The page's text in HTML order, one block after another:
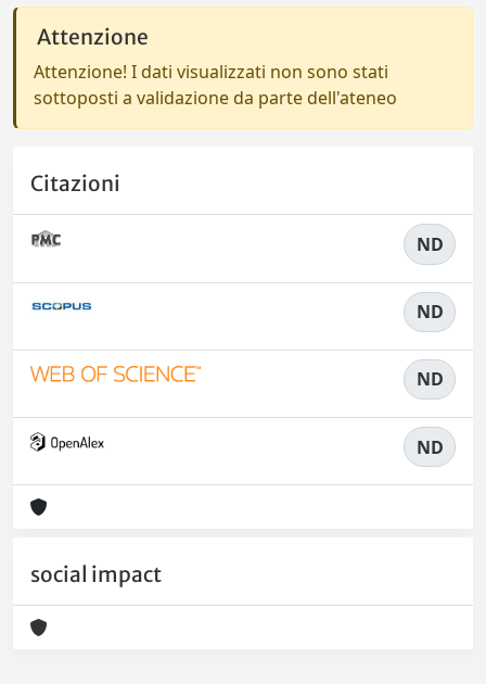
Attenzione
Attenzione! I dati visualizzati non sono stati
sottoposti a validazione da parte dell'ateneo
Citazioni
ND
ND
ND
ND
social impact